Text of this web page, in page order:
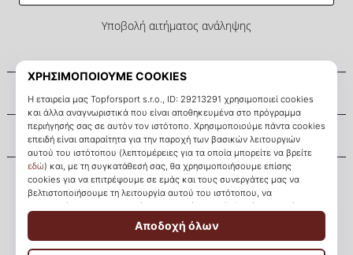
KICKZ.gr
Σχετικά μ' εμάς
Εξυπηρέτηση πελατών
Υποβολή αιτήματος ανάληψης